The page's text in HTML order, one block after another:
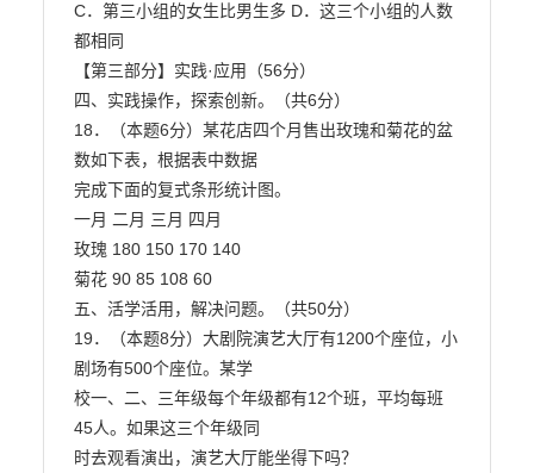
C．第三小组的女生比男生多 D．这三个小组的人数
都相同
【第三部分】实践·应用（56分）
四、实践操作，探索创新。（共6分）
18．（本题6分）某花店四个月售出玫瑰和菊花的盆
数如下表，根据表中数据
完成下面的复式条形统计图。
一月 二月 三月 四月
玫瑰 180 150 170 140
菊花 90 85 108 60
五、活学活用，解决问题。（共50分）
19．（本题8分）大剧院演艺大厅有1200个座位，小
剧场有500个座位。某学
校一、二、三年级每个年级都有12个班，平均每班
45人。如果这三个年级同
时去观看演出，演艺大厅能坐得下吗？